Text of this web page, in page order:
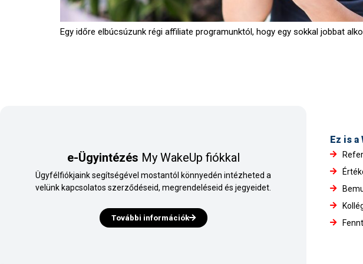
Egy időre elbúcsúzunk régi affiliate programunktól, hogy egy sokkal jobbat
e-Ügyintézés My WakeUp fiókkal
Ügyfélfiókjaink segítségével mostantól könnyedén intézheted a
velünk kapcsolatos szerződéseid, megrendeléseid és jegyeidet.
További információk
Ez is a